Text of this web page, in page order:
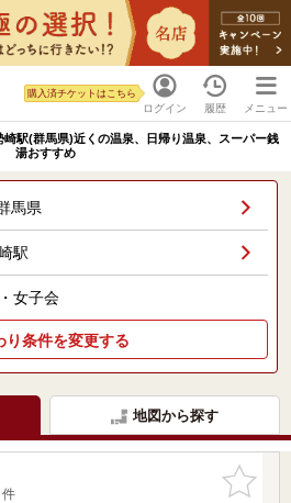
ログイン
購入済チケットはこちら
履歴 メニュー
駅(群馬県)近くの温泉、日帰り温泉、スーパー銭
湯おすすめ
馬県
駅
女子会
り条件を変更する
地図から探す
お気に入
りに追加